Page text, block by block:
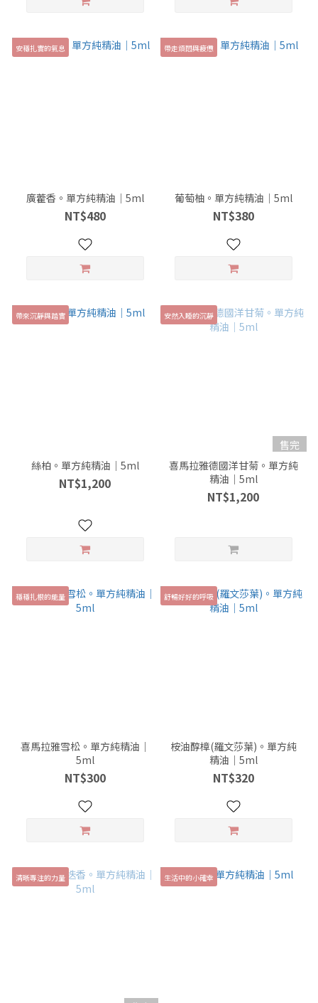
安穩扎實的氣息
廣藿香。單方純精油｜5ml
NT$480
帶走煩悶與疲憊
葡萄柚。單方純精油｜5ml
NT$380
帶來沉靜與踏實
絲柏。單方純精油｜5ml
NT$1,200
安然入睡的沉靜
售完
喜馬拉雅德國洋甘菊。單方純
精油｜5ml
NT$1,200
穩穩扎根的能量
喜馬拉雅雪松。單方純精油｜
5ml
NT$300
舒暢好好的呼吸
桉油醇樟(羅文莎葉)。單方純
精油｜5ml
NT$320
清晰專注的力量 生活中的小確幸